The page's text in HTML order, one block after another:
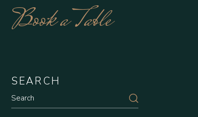
Book a Table
SEARCH